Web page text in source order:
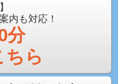
内も対応！
分
ちら